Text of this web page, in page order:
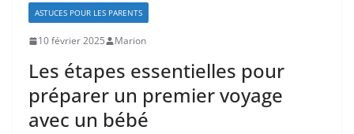
ASTUCES POUR LES PARENTS
10 février 2025 Marion
Les étapes essentielles pour
préparer un premier voyage
avec un bébé